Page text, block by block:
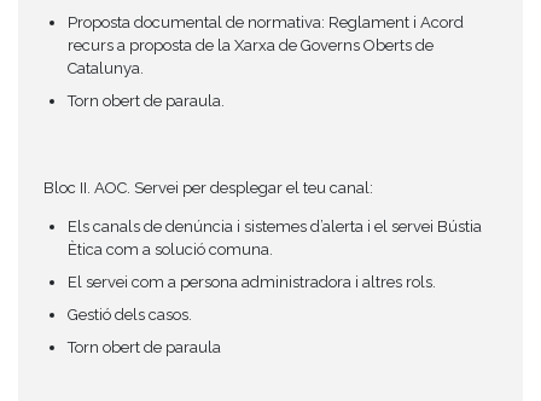
Proposta documental de normativa: Reglament i Acord
recurs a proposta de la Xarxa de Governs Oberts de
Catalunya.
Torn obert de paraula.
Bloc II. AOC. Servei per desplegar el teu canal:
Els canals de denúncia i sistemes d’alerta i el servei Bústia
Ètica com a solució comuna.
El servei com a persona administradora i altres rols.
Gestió dels casos.
Torn obert de paraula